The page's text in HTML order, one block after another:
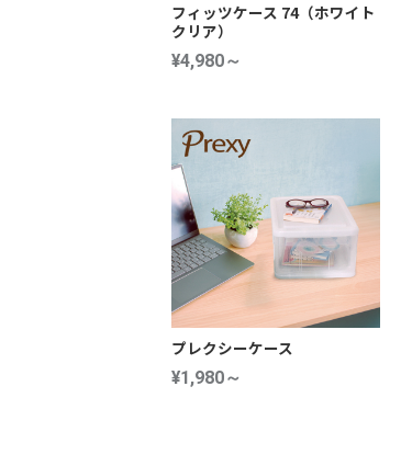
フィッツケース 74（ホワイト
クリア）
¥4,980～
プレクシーケース
¥1,980～